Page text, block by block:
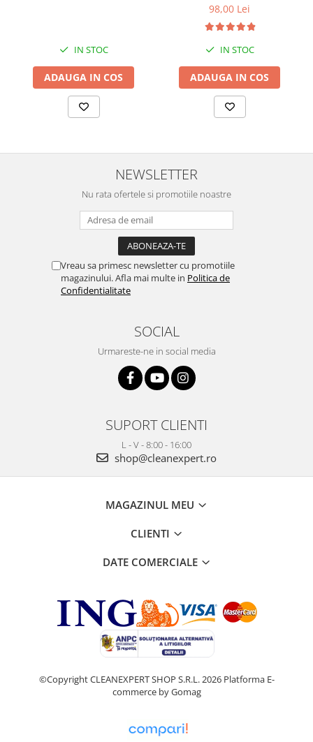
IN STOC
ADAUGA IN COS
98,00 Lei
IN STOC
ADAUGA IN COS
NEWSLETTER
Nu rata ofertele si promotiile noastre
Vreau sa primesc newsletter cu promotiile
magazinului. Afla mai multe in Politica de
Confidentialitate
SOCIAL
Urmareste-ne in social media
SUPORT CLIENTI
L - V - 8:00 - 16:00
shop@cleanexpert.ro
MAGAZINUL MEU
CLIENTI
DATE COMERCIALE
©Copyright CLEANEXPERT SHOP S.R.L. 2026 Platforma E-
commerce by Gomag